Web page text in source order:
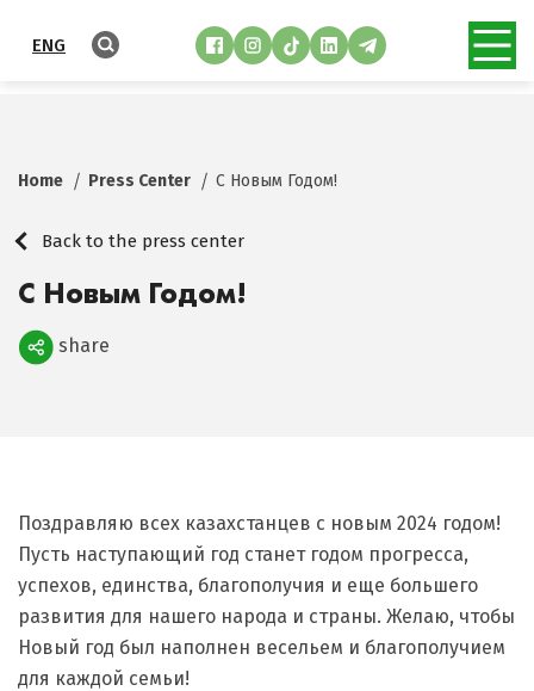
ENG
Home Press Center С Новым Годом!
Back to the press center
С Новым Годом!
Поделиться
share
Поздравляю всех казахстанцев с новым 2024 годом!
Пусть наступающий год станет годом прогресса,
успехов, единства, благополучия и еще большего
развития для нашего народа и страны. Желаю, чтобы
Новый год был наполнен весельем и благополучием
для каждой семьи!